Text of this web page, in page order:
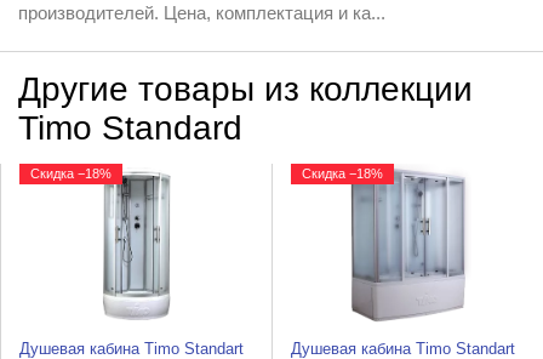
производителей. Цена, комплектация и ка...
Другие товары из коллекции
Timo Standard
Скидка −18%
Душевая кабина Timo Standart
Скидка −18%
Душевая кабина Timo Standart